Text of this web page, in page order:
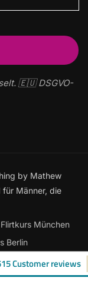
🇪🇺 DSGVO-
Customer reviews
by Mathew
für Männer, die
Flirtkurs München
Berlin
Leitfaden
Kontakt